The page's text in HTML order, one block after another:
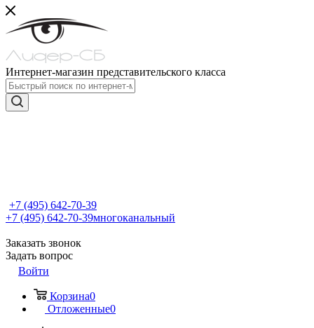
Интернет-магазин представительского класса
+7 (495) 642-70-39
+7 (495) 642-70-39многоканальный
Заказать звонок
Задать вопрос
Войти
Корзина0
Отложенные0